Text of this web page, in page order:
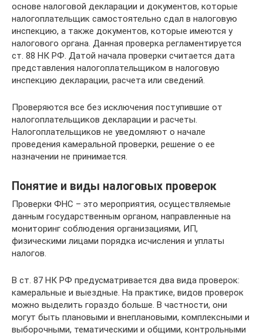
основе налоговой декларации и документов, которые
налогоплательщик самостоятельно сдал в налоговую
инспекцию, а также документов, которые имеются у
налогового органа. Данная проверка регламентируется
ст. 88 НК РФ. Датой начала проверки считается дата
представления налогоплательщиком в налоговую
инспекцию декларации, расчета или сведений.
Проверяются все без исключения поступившие от
налогоплательщиков декларации и расчеты.
Налогоплательщиков не уведомляют о начале
проведения камеральной проверки, решение о ее
назначении не принимается.
Понятие и виды налоговых проверок
Проверки ФНС – это мероприятия, осуществляемые
данным государственным органом, направленные на
мониторинг соблюдения организациями, ИП,
физическими лицами порядка исчисления и уплаты
налогов.
В ст. 87 НК РФ предусматривается два вида проверок:
камеральные и выездные. На практике, видов проверок
можно выделить гораздо больше. В частности, они
могут быть плановыми и внеплановыми, комплексными и
выборочными, тематическими и общими, контрольными